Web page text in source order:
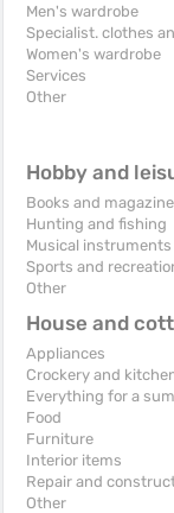
Men's wardrobe
Specialist. clothes
Women's wardrobe
Services
Other
Hobby and
Books and
Hunting and fishing
Musical instruments
Sports and
Other
House and
Appliances
Crockery and
Everything for a
Food
Furniture
Interior items
Repair and
Other